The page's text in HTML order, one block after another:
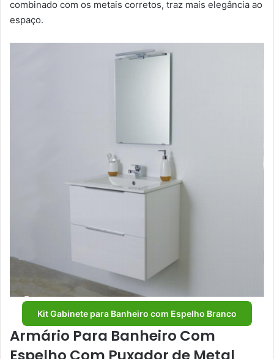
combinado com os metais corretos, traz mais elegância ao
espaço.
Kit Gabinete para Banheiro com Espelho Branco
Armário Para Banheiro Com